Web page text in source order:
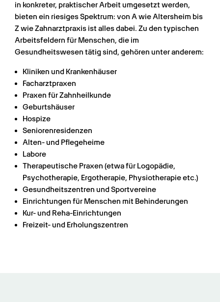
in konkreter, praktischer Arbeit umgesetzt werden,
bieten ein riesiges Spektrum: von A wie Altersheim bis
Z wie Zahnarztpraxis ist alles dabei. Zu den typischen
Arbeitsfeldern für Menschen, die im
Gesundheitswesen tätig sind, gehören unter anderem:
Kliniken und Krankenhäuser
Facharztpraxen
Praxen für Zahnheilkunde
Geburtshäuser
Hospize
Seniorenresidenzen
Alten- und Pflegeheime
Labore
Therapeutische Praxen (etwa für Logopädie,
Psychotherapie, Ergotherapie, Physiotherapie etc.)
Gesundheitszentren und Sportvereine
Einrichtungen für Menschen mit Behinderungen
Kur- und Reha-Einrichtungen
Freizeit- und Erholungszentren